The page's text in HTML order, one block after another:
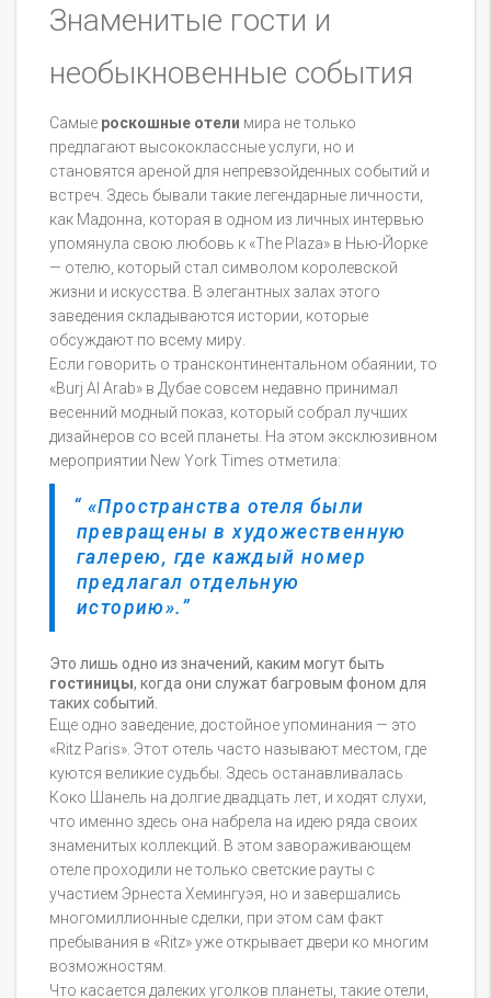
Знаменитые гости и
необыкновенные события
Самые роскошные отели мира не только
предлагают высококлассные услуги, но и
становятся ареной для непревзойденных событий и
встреч. Здесь бывали такие легендарные личности,
как Мадонна, которая в одном из личных интервью
упомянула свою любовь к «The Plaza» в Нью-Йорке
— отелю, который стал символом королевской
жизни и искусства. В элегантных залах этого
заведения складываются истории, которые
обсуждают по всему миру.
Если говорить о трансконтинентальном обаянии, то
«Burj Al Arab» в Дубае совсем недавно принимал
весенний модный показ, который собрал лучших
дизайнеров со всей планеты. На этом эксклюзивном
мероприятии New York Times отметила:
«Пространства отеля были
превращены в художественную
галерею, где каждый номер
предлагал отдельную
историю».
Это лишь одно из значений, каким могут быть
гостиницы, когда они служат багровым фоном для
таких событий.
Еще одно заведение, достойное упоминания — это
«Ritz Paris». Этот отель часто называют местом, где
куются великие судьбы. Здесь останавливалась
Коко Шанель на долгие двадцать лет, и ходят слухи,
что именно здесь она набрела на идею ряда своих
знаменитых коллекций. В этом завораживающем
отеле проходили не только светские рауты с
участием Эрнеста Хемингуэя, но и завершались
многомиллионные сделки, при этом сам факт
пребывания в «Ritz» уже открывает двери ко многим
возможностям.
Что касается далеких уголков планеты, такие отели,